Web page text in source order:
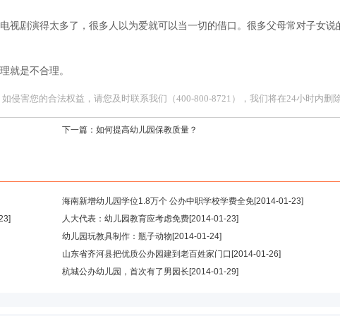
剧演得太多了，很多人以为爱就可以当一切的借口。很多父母常对子女说
就是不合理。
侵害您的合法权益，请您及时联系我们（400-800-8721），我们将在24小时内删除
下一篇： 如何提高幼儿园保教质量？
海南新增幼儿园学位1.8万个 公办中职学校学费全免[2014-01-23]
人大代表：幼儿园教育应考虑免费[2014-01-23]
幼儿园玩教具制作：瓶子动物 [2014-01-24]
山东省齐河县把优质公办园建到老百姓家门口 [2014-01-26]
杭城公办幼儿园，首次有了男园长 [2014-01-29]